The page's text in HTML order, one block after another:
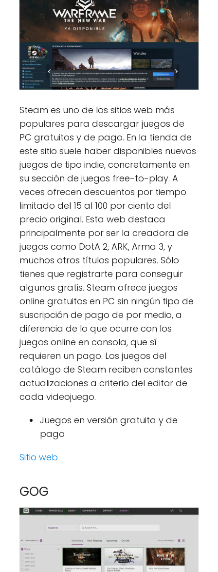
Steam es uno de los sitios web más
populares para descargar juegos de
PC gratuitos y de pago. En la tienda de
este sitio suele haber disponibles nuevos
juegos de tipo indie, concretamente en
su sección de juegos free-to-play. A
veces ofrecen descuentos por tiempo
limitado del 15 al 100 por ciento del
precio original. Esta web destaca
principalmente por ser la creadora de
juegos como DotA 2, ARK, Arma 3, y
muchos otros títulos populares. Sólo
tienes que registrarte para conseguir
algunos gratis. Steam ofrece juegos
online gratuitos en PC sin ningún tipo de
suscripción de pago de por medio, a
diferencia de lo que ocurre con los
juegos online en consola, que sí
requieren un pago. Los juegos del
catálogo de Steam reciben constantes
actualizaciones a criterio del editor de
cada videojuego.
Juegos en versión gratuita y de
pago
Sitio web
GOG